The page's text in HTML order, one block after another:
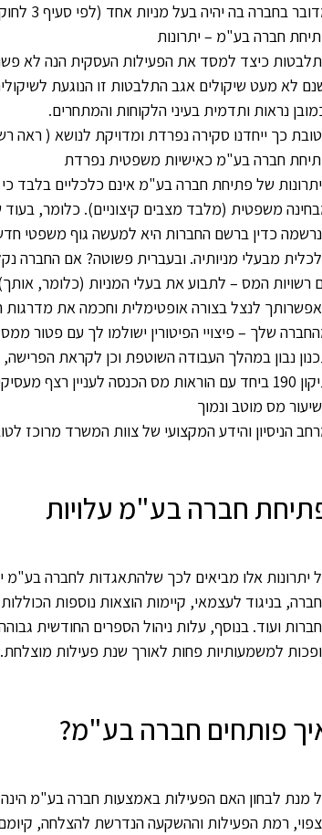
בחברה בה יהיה בעל מניות אחד (לפי סעיף 3 לחוק החברות).
חברה בע"מ – יתרונות
כיצד למסד את הפעילות העסקית הנה לא
לא מעט שיקולים אגב התלבטות זו הנוגעת
נראות ותדמית בעיני הלקוחות והמתחרים.
כך ייחדנו סקירה נפרדת ומדויקת לנושא (
חברה בע"מ כאישיות משפטית נפרדת
של פתיחת חברה בע"מ אינם כלכליים בלבד
משפטית (מלבד מצבים קיצוניים). כלומר,
כדין ברשם החברות היא למעשה גוף משפטי
מבעלי מניותיה. ובעברית פשוטה? אם החברה
רשויות המס – לתבוע את בעלי המניות (כלומר,
לנצל בצורה אופטימלית וחכמה את
שלך – פיצויי הפיטורין ישולמו לך עם פטור
נבון במהלך העבודה השוטפת וכן לקראת
תיקון 190 ביחד עם הוראות מס הכנסה לעניין
מס מוטב ונמוך
הניסיון והידע המקצועי של צוות המשרד מרוכז
חברה בע"מ עלויות
יתרונות אלו מביאים לכך שלהתאגדות לחברה בע"מ
בניגוד לעצמאי, קיימות הוצאות נוספות
ועוד. בנוסף, עלות ניהול הספרים החודשית
למשמעותיות פחות לאורך שנת פעילות מוצלחת.
פותחים חברה בע"מ?
מנת לבחון האם הפעילות באמצעות חברה בע"מ
רמת הפעילות וההשקעה הנדרשת להצלחה,